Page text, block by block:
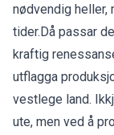
nødvendig heller,
tider.Då passar
kraftig
utflagga
vestlege land.
ute, men ved å